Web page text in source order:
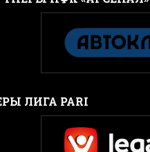
ЛИГА PARI